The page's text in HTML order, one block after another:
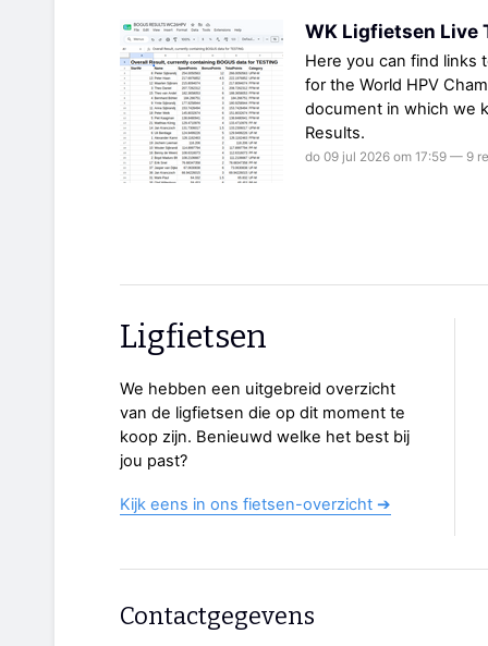
WK Ligfietsen Live
Here you can find links
for the World HPV
document in which we
Results.
do 09 jul 2026 om 17:59 — 9
Ligfietsen
We hebben een uitgebreid overzicht
van de ligfietsen die op dit moment te
koop zijn. Benieuwd welke het best bij
jou past?
Kijk eens in ons fietsen-overzicht ➔
Contactgegevens